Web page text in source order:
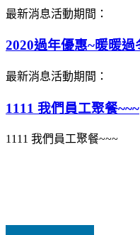
最新消息活動期間：
2020過年優惠~暖暖過
最新消息活動期間：
1111 我們員工聚餐~~~
1111 我們員工聚餐~~~